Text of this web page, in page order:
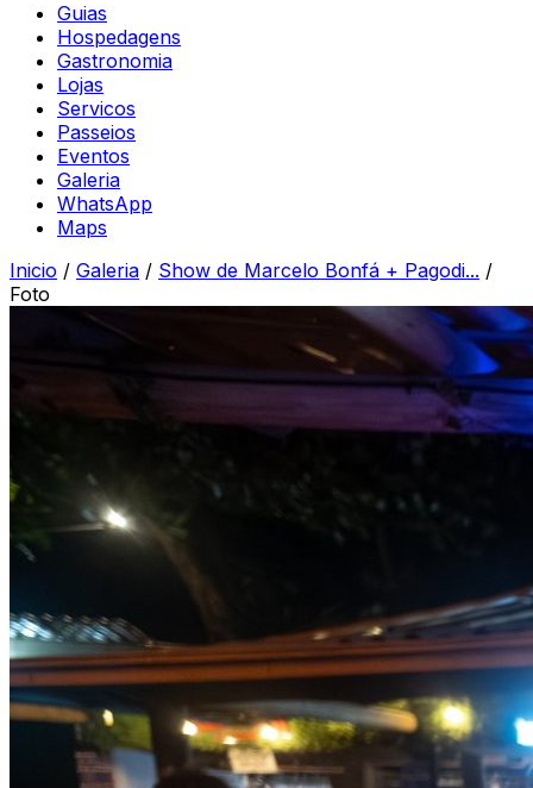
Guias
Hospedagens
Gastronomia
Lojas
Servicos
Passeios
Eventos
Galeria
WhatsApp
Maps
Inicio / Galeria / Show de Marcelo Bonfá + Pagodi... /
Foto